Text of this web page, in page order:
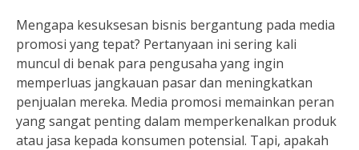
Mengapa kesuksesan bisnis bergantung pada media
promosi yang tepat? Pertanyaan ini sering kali
muncul di benak para pengusaha yang ingin
memperluas jangkauan pasar dan meningkatkan
penjualan mereka. Media promosi memainkan peran
yang sangat penting dalam memperkenalkan produk
atau jasa kepada konsumen potensial. Tapi, apakah